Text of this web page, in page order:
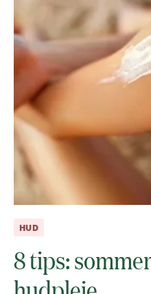
HUD
8 tips: